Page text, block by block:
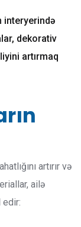
interyerində
dekorativ
artırmaq
artırır və
ailə
edir: